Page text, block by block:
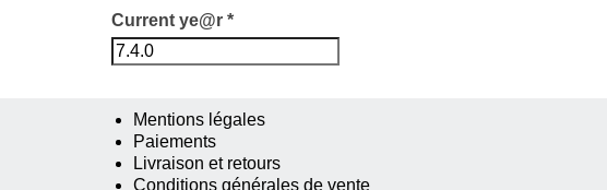
Current ye@r *
Mentions légales
Paiements
Livraison et retours
Conditions générales de vente